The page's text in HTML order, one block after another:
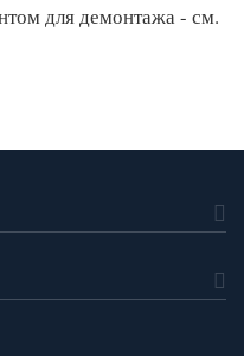
для демонтажа - см.